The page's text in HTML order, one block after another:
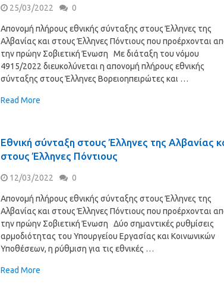
25/03/2022 0
Απονομή πλήρους εθνικής σύνταξης στους Έλληνες της
Αλβανίας και στους Έλληνες Πόντιους που προέρχονται
την πρώην Σοβιετική Ένωση Με διάταξη του νόμου
4915/2022 διευκολύνεται η απονομή πλήρους εθνικής
σύνταξης στους Έλληνες Βορειοηπειρώτες και …
Read More
Εθνική σύνταξη στους Έλληνες της Αλβανίας
στους Έλληνες Πόντιους
12/03/2022 0
Απονομή πλήρους εθνικής σύνταξης στους Έλληνες της
Αλβανίας και στους Έλληνες Πόντιους που προέρχονται
την πρώην Σοβιετική Ένωση Δύο σημαντικές ρυθμίσεις
αρμοδιότητας του Υπουργείου Εργασίας και Κοινωνικών
Υποθέσεων, η ρύθμιση για τις εθνικές …
Read More